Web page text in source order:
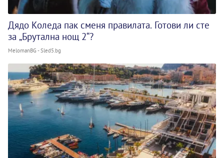
Дядо Коледа пак сменя правилата. Готови ли сте
за „Брутална нощ 2“?
MelomanBG - Sled5.bg